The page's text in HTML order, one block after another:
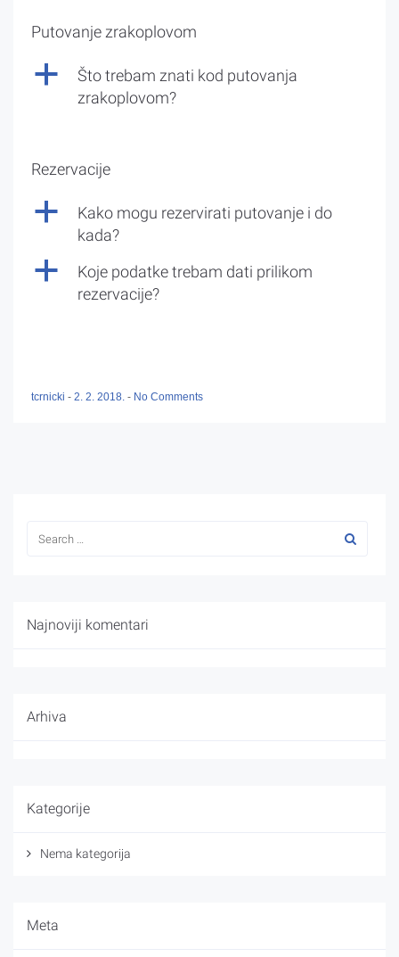
Putovanje zrakoplovom
a
Što trebam znati kod putovanja
zrakoplovom?
Rezervacije
a
Kako mogu rezervirati putovanje i do
kada?
a
Koje podatke trebam dati prilikom
rezervacije?
tcrnicki - 2. 2. 2018. - No Comments
Najnoviji komentari
Arhiva
Kategorije
Nema kategorija
Meta